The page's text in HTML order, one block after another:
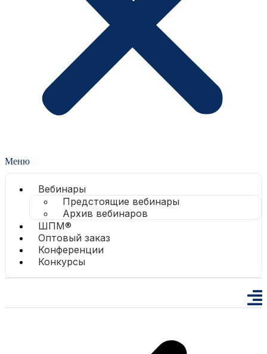
Меню
Вебинары
Предстоящие вебинары
Архив вебинаров
ШПМ®
Оптовый заказ
Конференции
Конкурсы